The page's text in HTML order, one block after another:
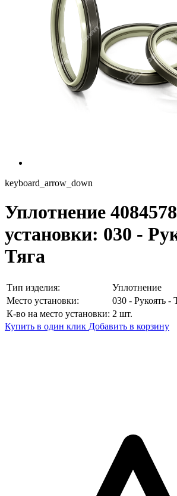
keyboard_arrow_down
Уплотнение 4084578
установки: 030 -
Тяга
Тип изделия:
Уплотнение
Место установки:
030 - Рукоять -
К-во на место установки: 2 шт.
Купить в один клик Добавить в корзину